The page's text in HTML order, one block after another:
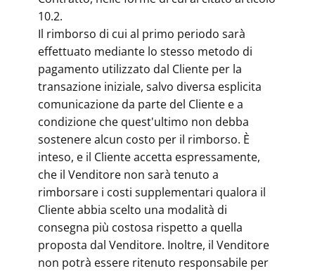
10.2.
Il rimborso di cui al primo periodo sarà
effettuato mediante lo stesso metodo di
pagamento utilizzato dal Cliente per la
transazione iniziale, salvo diversa esplicita
comunicazione da parte del Cliente e a
condizione che quest'ultimo non debba
sostenere alcun costo per il rimborso. È
inteso, e il Cliente accetta espressamente,
che il Venditore non sarà tenuto a
rimborsare i costi supplementari qualora il
Cliente abbia scelto una modalità di
consegna più costosa rispetto a quella
proposta dal Venditore. Inoltre, il Venditore
non potrà essere ritenuto responsabile per